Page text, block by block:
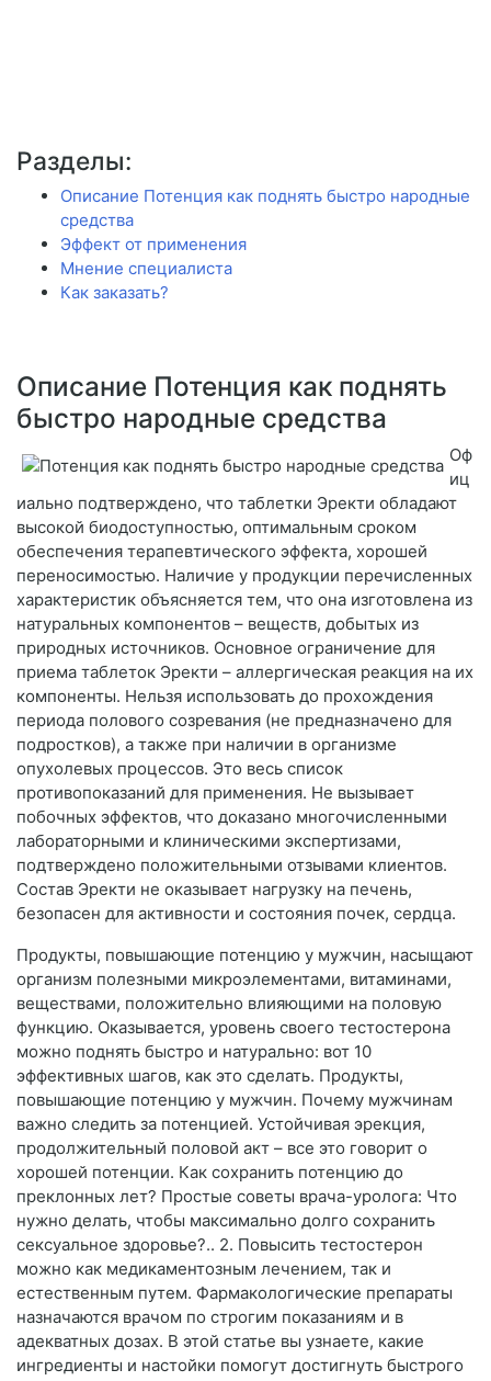
Разделы:
Описание Потенция как поднять быстро народные
средства
Эффект от применения
Мнение специалиста
Как заказать?
Описание Потенция как поднять
быстро народные средства
Оф
иц
иально подтверждено, что таблетки Эректи обладают
высокой биодоступностью, оптимальным сроком
обеспечения терапевтического эффекта, хорошей
переносимостью. Наличие у продукции перечисленных
характеристик объясняется тем, что она изготовлена из
натуральных компонентов – веществ, добытых из
природных источников. Основное ограничение для
приема таблеток Эректи – аллергическая реакция на их
компоненты. Нельзя использовать до прохождения
периода полового созревания (не предназначено для
подростков), а также при наличии в организме
опухолевых процессов. Это весь список
противопоказаний для применения. Не вызывает
побочных эффектов, что доказано многочисленными
лабораторными и клиническими экспертизами,
подтверждено положительными отзывами клиентов.
Состав Эректи не оказывает нагрузку на печень,
безопасен для активности и состояния почек, сердца.
Продукты, повышающие потенцию у мужчин, насыщают
организм полезными микроэлементами, витаминами,
веществами, положительно влияющими на половую
функцию. Оказывается, уровень своего тестостерона
можно поднять быстро и натурально: вот 10
эффективных шагов, как это сделать. Продукты,
повышающие потенцию у мужчин. Почему мужчинам
важно следить за потенцией. Устойчивая эрекция,
продолжительный половой акт – все это говорит о
хорошей потенции. Как сохранить потенцию до
преклонных лет? Простые советы врача-уролога: Что
нужно делать, чтобы максимально долго сохранить
сексуальное здоровье?.. 2. Повысить тестостерон
можно как медикаментозным лечением, так и
естественным путем. Фармакологические препараты
назначаются врачом по строгим показаниям и в
адекватных дозах. В этой статье вы узнаете, какие
ингредиенты и настойки помогут достигнуть быстрого